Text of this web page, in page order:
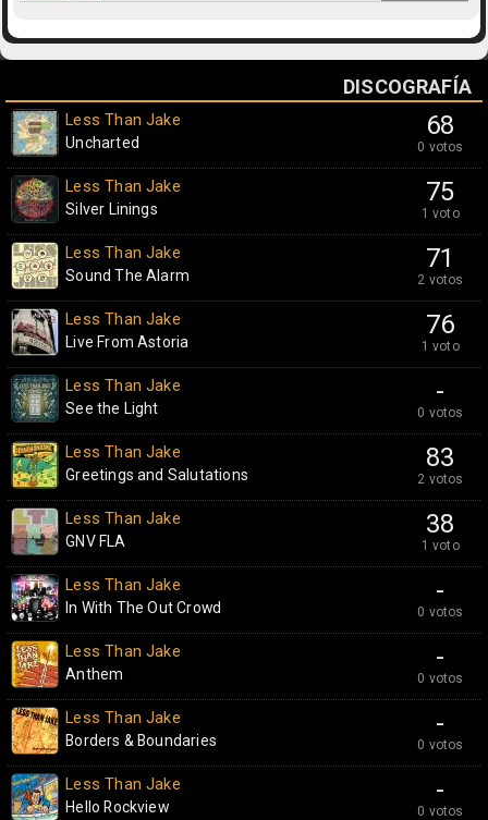
DISCOGRAFÍA
68
0 votos
Less Than Jake
Uncharted
75
1 voto
Less Than Jake
Silver Linings
71
2 votos
Less Than Jake
Sound The Alarm
76
1 voto
Less Than Jake
Live From Astoria
-
0 votos
Less Than Jake
See the Light
83
2 votos
Less Than Jake
Greetings and Salutations
38
1 voto
Less Than Jake
GNV FLA
-
0 votos
Less Than Jake
In With The Out Crowd
-
0 votos
Less Than Jake
Anthem
-
0 votos
Less Than Jake
Borders & Boundaries
-
0 votos
Less Than Jake
Hello Rockview